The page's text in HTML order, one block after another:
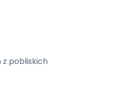
z pobliskich